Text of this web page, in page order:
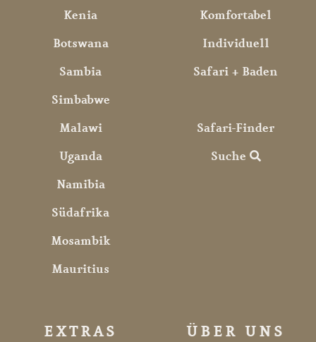
Kenia
Botswana
Sambia
Simbabwe
Malawi
Uganda
Namibia
Südafrika
Mosambik
Mauritius
Komfortabel
Individuell
Safari + Baden
Safari-Finder
Suche
EXTRAS ÜBER UNS